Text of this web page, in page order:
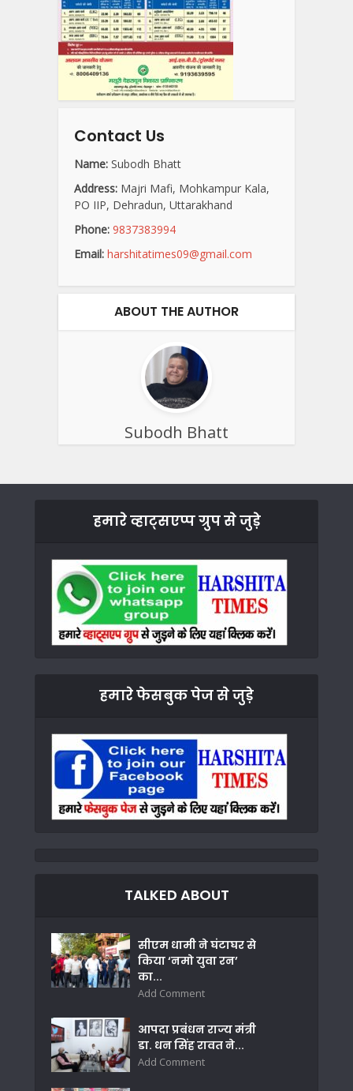
Contact Us
Name: Subodh Bhatt
Address: Majri Mafi, Mohkampur Kala,
PO IIP, Dehradun, Uttarakhand
Phone: 9837383994
Email: harshitatimes09@gmail.com
ABOUT THE AUTHOR
Subodh Bhatt
हमारे व्हाट्सएप्प ग्रुप से जुड़े
हमारे फेसबुक पेज से जुड़े
TALKED ABOUT
सीएम धामी ने घंटाघर से
किया ‘नमो युवा रन’
का...
Add Comment
आपदा प्रबंधन राज्य मंत्री
डा. धन सिंह रावत ने...
Add Comment